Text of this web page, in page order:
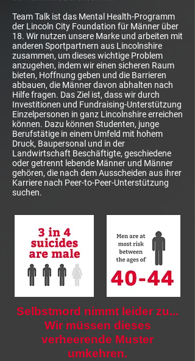
Team Talk ist das Mental Health-Programm
der Lincoln City Foundation für Männer über
18. Wir nutzen unsere Marke und arbeiten mit
anderen Sportpartnern aus Lincolnshire
zusammen, um dieses wichtige Problem
anzugehen, indem wir einen sicheren Raum
bieten, Hoffnung geben und die Barrieren
abbauen, die Männer davon abhalten nach
Hilfe fragen. Das Ziel ist, dass wir durch
Investitionen und Fundraising-Unterstützung
Einzelpersonen in ganz Lincolnshire erreichen
können. Dazu können Studenten, junge
Berufstätige in einem Umfeld mit hohem
Druck, Baupersonal und in der
Landwirtschaft Beschäftigte, geschiedene
oder getrennt lebende Männer und Männer
gehören, die nach dem Ausscheiden aus ihrer
Karriere nach Peer-to-Peer-Unterstützung
suchen.
Selbstmord nimmt leider zu...
Wir müssen dieses
verheerende Muster
umkehren.